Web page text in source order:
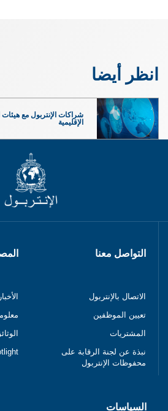
انظر أيضا
شراكات الإنتربول مع
الإقليمية
التواصل معنا
الاتصال بالإنتربول
تعيين الموظفين
المشتريات
نبذة عن لجنة الرقابة على
محفوظات الإنتربول
السياسات